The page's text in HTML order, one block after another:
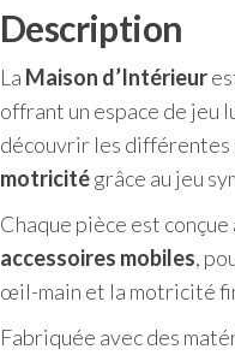
Description
La Maison d’Intérieur
offrant un espace de jeu
découvrir les différentes
motricitégrâce au jeu
Chaque pièce est
accessoires mobiles,
œil-main et la motricité
Fabriquée avec des